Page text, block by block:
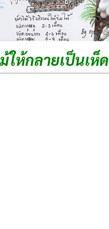
ให้กลายเป็นเห็ด